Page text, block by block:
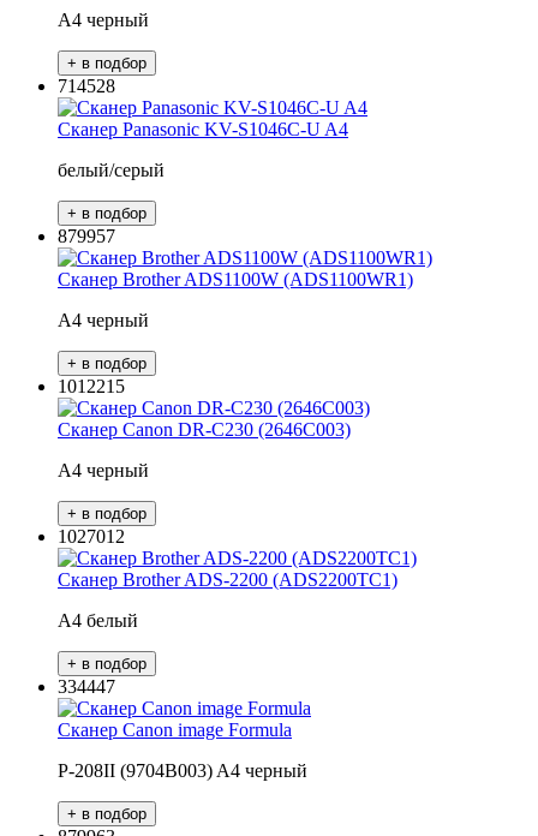
A4 черный
714528
Сканер Panasonic KV-S1046C-U A4
белый/серый
879957
Сканер Brother ADS1100W (ADS1100WR1)
A4 черный
1012215
Сканер Canon DR-C230 (2646C003)
A4 черный
1027012
Сканер Brother ADS-2200 (ADS2200TC1)
A4 белый
334447
Сканер Canon image Formula
P-208II (9704B003) A4 черный